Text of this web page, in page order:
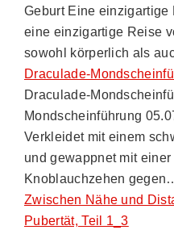
Geburt Eine
eine einzigartige Reise
sowohl körperlich als
Draculade-
Draculade-
Mondscheinführung
Verkleidet mit einem
und gewappnet mit
Knoblauchzehen
Zwischen Nähe und
Pubertät, Teil 1_3